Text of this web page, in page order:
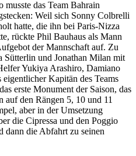
das Team Bahrain
Weil sich Sonny Colbrelli
hatte, die ihn bei Paris-Nizza
rückte Phil Bauhaus als Mann
der Mannschaft auf. Zu
Sütterlin und Jonathan Milan mit
Yukiya Arashiro, Damiano
Kapitän des Teams
erste Monument der Saison, das
auf den Rängen 5, 10 und 11
aber in der Umsetzung
die Cipressa und den Poggio
dann die Abfahrt zu seinen